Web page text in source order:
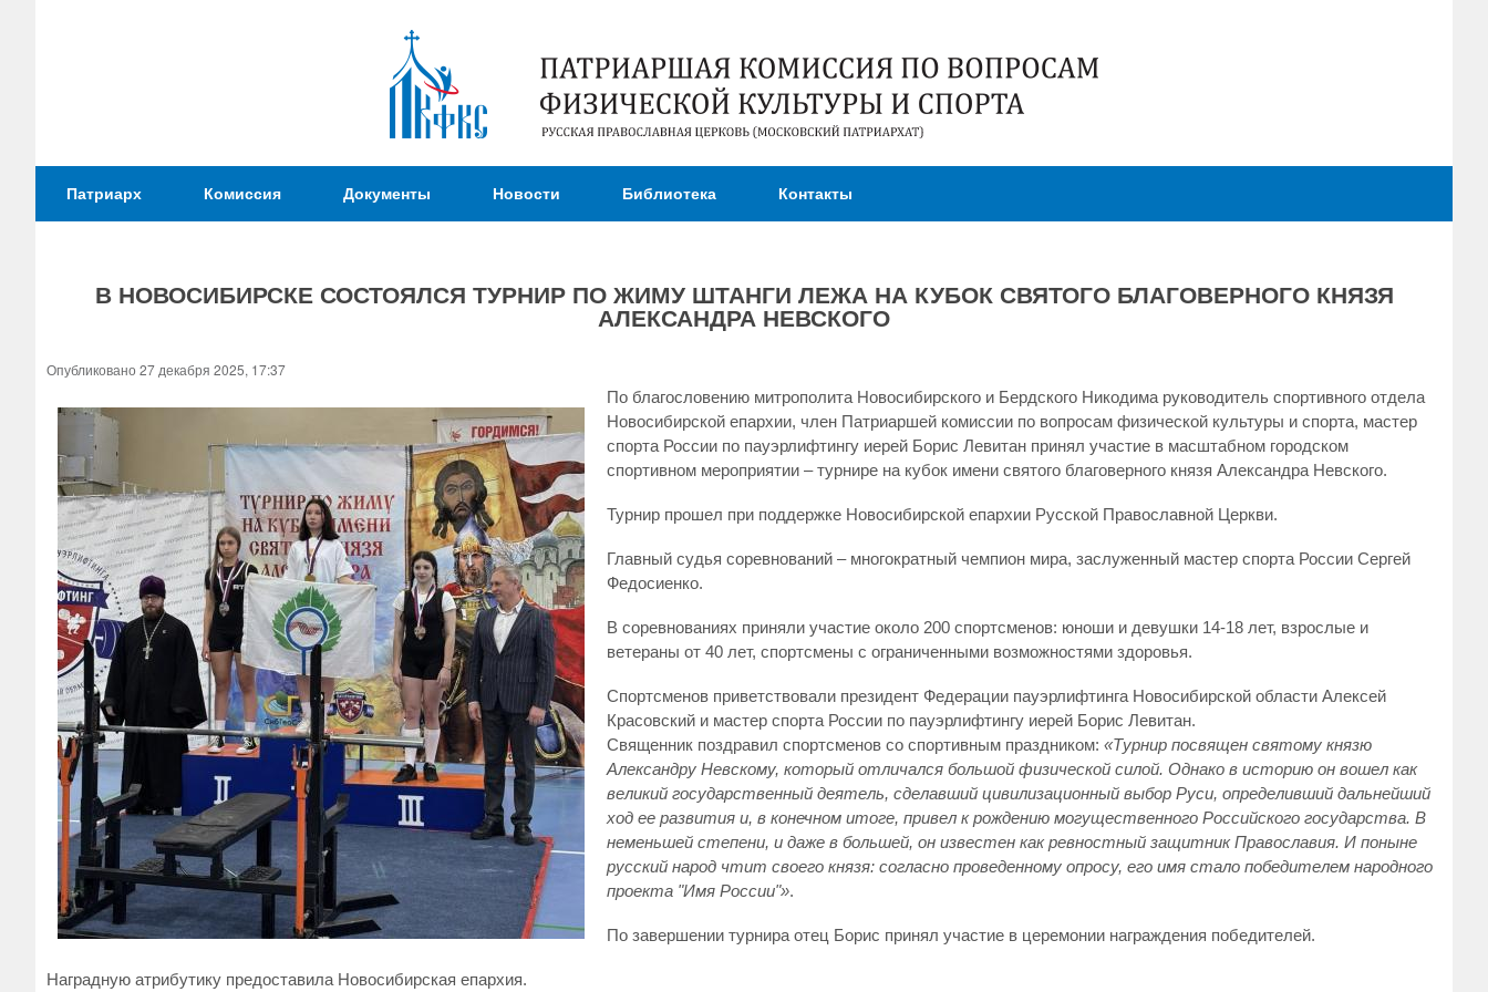
содержанию
Патриаршая
Комиссия
вопросам
физической
спорта
Патриарх Комиссия Документы Новости Библиотека Контакты
здесь
В НОВОСИБИРСКЕ СОСТОЯЛСЯ ТУРНИР ПО ЖИМУ ШТАНГИ ЛЕЖА НА КУБОК СВЯТОГО БЛАГОВЕРНОГО КНЯЗЯ
АЛЕКСАНДРА НЕВСКОГО
Опубликовано 27 декабря 2025, 17:37
По благословению митрополита Новосибирского и Бердского Никодима руководитель спортивного отдела
Новосибирской епархии, член Патриаршей комиссии по вопросам физической культуры и спорта, мастер
спорта России по пауэрлифтингу иерей Борис Левитан принял участие в масштабном городском
спортивном мероприятии – турнире на кубок имени святого благоверного князя Александра Невского.
Турнир прошел при поддержке Новосибирской епархии Русской Православной Церкви.
Главный судья соревнований – многократный чемпион мира, заслуженный мастер спорта России Сергей
Федосиенко.
В соревнованиях приняли участие около 200 спортсменов: юноши и девушки 14-18 лет, взрослые и
ветераны от 40 лет, спортсмены с ограниченными возможностями здоровья.
Спортсменов приветствовали президент Федерации пауэрлифтинга Новосибирской области Алексей
Красовский и мастер спорта России по пауэрлифтингу иерей Борис Левитан.
Священник поздравил спортсменов со спортивным праздником: «Турнир посвящен святому князю
Александру Невскому, который отличался большой физической силой. Однако в историю он вошел как
великий государственный деятель, сделавший цивилизационный выбор Руси, определивший дальнейший
ход ее развития и, в конечном итоге, привел к рождению могущественного Российского государства. В
неменьшей степени, и даже в большей, он известен как ревностный защитник Православия. И поныне
русский народ чтит своего князя: согласно проведенному опросу, его имя стало победителем народного
проекта "Имя России"».
По завершении турнира отец Борис принял участие в церемонии награждения победителей.
Наградную атрибутику предоставила Новосибирская епархия.